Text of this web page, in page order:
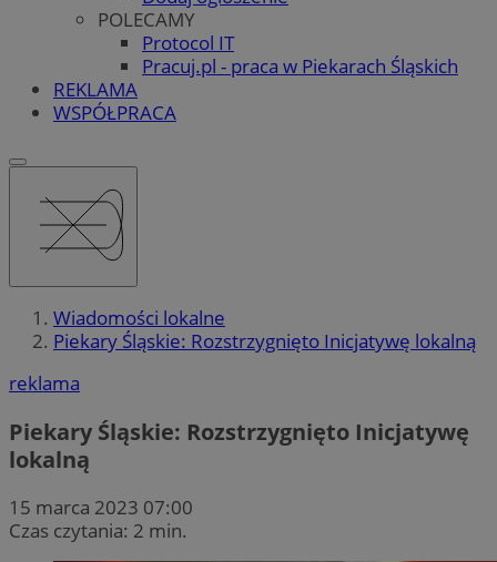
POLECAMY
Protocol IT
Pracuj.pl - praca w Piekarach Śląskich
REKLAMA
WSPÓŁPRACA
Wiadomości lokalne
Piekary Śląskie: Rozstrzygnięto Inicjatywę lokalną
reklama
Piekary Śląskie: Rozstrzygnięto Inicjatywę
lokalną
15 marca 2023 07:00
Czas czytania: 2 min.